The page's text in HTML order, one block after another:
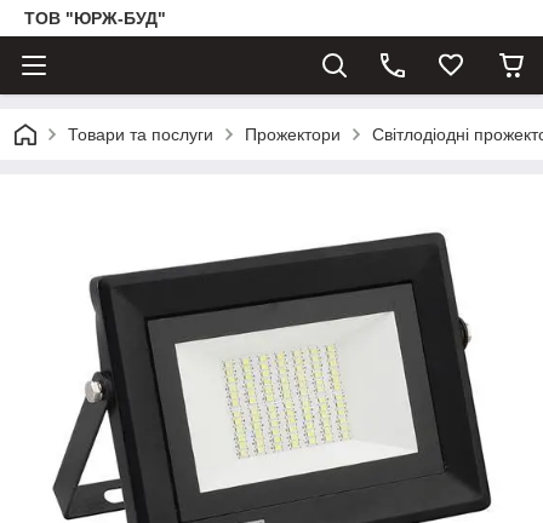
ТОВ "ЮРЖ-БУД"
Товари та послуги Прожектори Світлодіодні